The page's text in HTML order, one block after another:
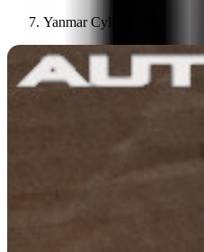
Yanmar Cylinder head gasket